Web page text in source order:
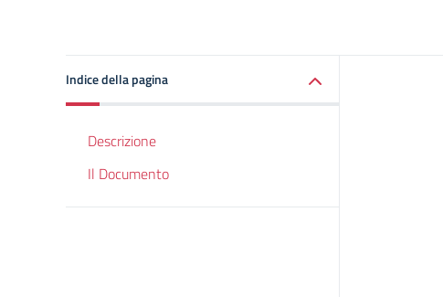
Indice della pagina
Descrizione
Il Documento